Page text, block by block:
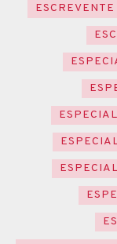
ESCREVENTE